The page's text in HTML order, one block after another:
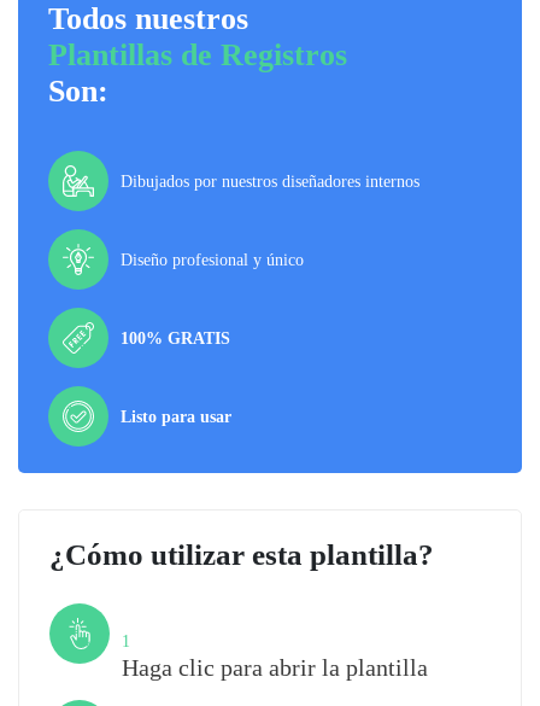
Todos nuestros
Plantillas de Registros
Son:
Dibujados por nuestros diseñadores internos
Diseño profesional y único
100% GRATIS
Listo para usar
¿Cómo utilizar esta plantilla?
1
Haga clic para abrir la plantilla